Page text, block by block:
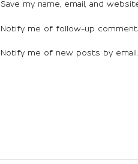
Save my name, email, and
Notify me of follow-up
Notify me of new posts by email.